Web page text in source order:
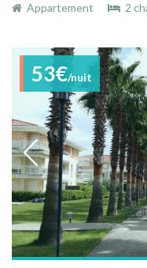
Appartement
2
53€/nuit